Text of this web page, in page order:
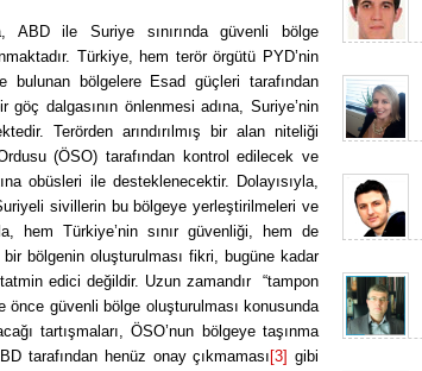
ABD ile Suriye sınırında güvenli bölge
Türkiye, hem terör örgütü PYD’nin
bulunan bölgelere Esad güçleri tarafından
dalgasının önlenmesi adına, Suriye’nin
Terörden arındırılmış bir alan niteliği
(ÖSO) tarafından kontrol edilecek ve
obüsleri ile desteklenecektir. Dolayısıyla,
sivillerin bu bölgeye yerleştirilmeleri ve
hem Türkiye’nin sınır güvenliği, hem de
bölgenin oluşturulması fikri, bugüne kadar
edici değildir. Uzun zamandır “tampon
önce güvenli bölge oluşturulması konusunda
tartışmaları, ÖSO’nun bölgeye taşınma
tarafından henüz onay çıkmaması[3] gibi